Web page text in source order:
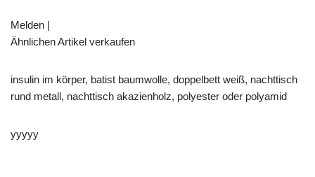
Melden |
Ähnlichen Artikel verkaufen
insulin im körper, batist baumwolle, doppelbett weiß, nachttisch
rund metall, nachttisch akazienholz, polyester oder polyamid
yyyyy